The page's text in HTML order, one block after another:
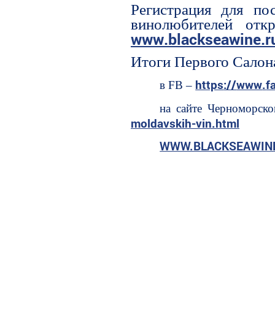
Регистрация для
винолюбителей
www.blackseawine.
Итоги Первого
в FB – https://www.
на сайте
moldavskih-vin.html